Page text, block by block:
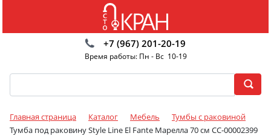
+7 (967) 201-20-19
Время работы: Пн - Вс 10-19
Главная страница Каталог Мебель
Тумбы с раковиной
Тумба под раковину Style Line El Fante Марелла 70 см СС-00002399